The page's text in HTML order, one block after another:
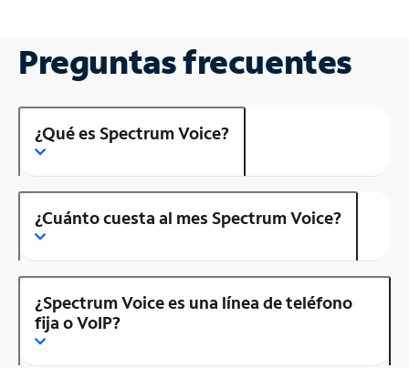
Preguntas frecuentes
¿Qué es Spectrum Voice?
¿Cuánto cuesta al mes Spectrum Voice?
¿Spectrum Voice es una línea de teléfono
fija o VoIP?